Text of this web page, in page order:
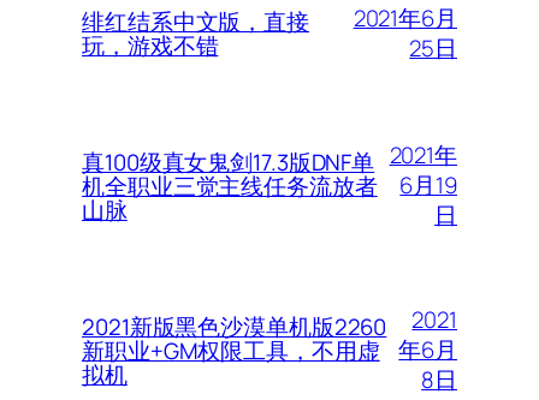
绯红结系中文版，直接
玩，游戏不错
2021年6月
25日
真100级真女鬼剑17.3版DNF单
机全职业三觉主线任务流放者
山脉
2021年
6月19
日
2021新版黑色沙漠单机版2260
新职业+GM权限工具，不用虚
拟机
2021
年6月
8日